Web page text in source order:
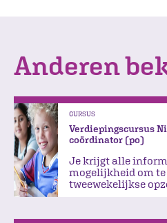
Anderen
CURSUS
Verdiepingscursus
coördinator (po)
Je krijgt alle
mogelijkheid om te
tweewekelijkse